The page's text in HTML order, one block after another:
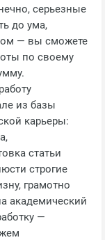
серьезные
до ума,
— вы сможете
по своему
из базы
карьеры:
статьи
строгие
грамотно
академический
—